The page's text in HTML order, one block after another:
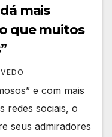
mais
que muitos
e com mais
redes sociais, o
seus admiradores